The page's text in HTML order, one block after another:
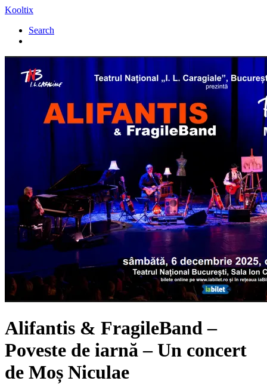
Kooltix
Search
Alifantis & FragileBand –
Poveste de iarnă – Un concert
de Moș Niculae